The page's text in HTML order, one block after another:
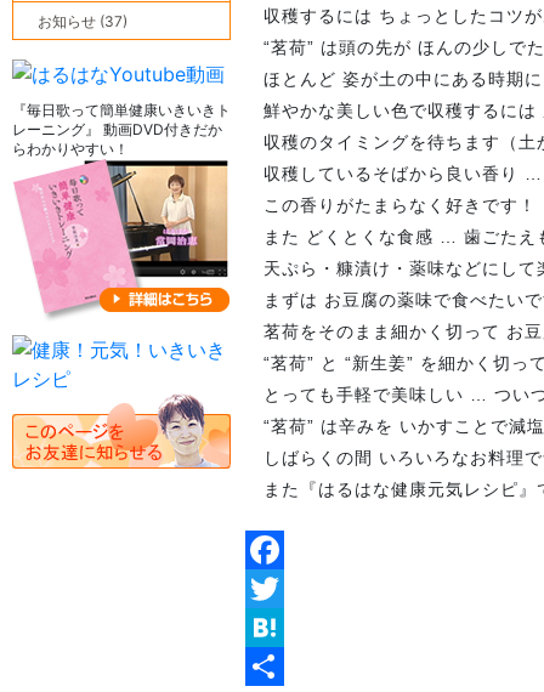
収穫するには ちょっとしたコツ
“茗荷” は頭の先が ほんの少しで
ほとんど 姿が土の中にある時期
鮮やかな美しい色で収穫するに
収穫のタイミングを待ちます（
収穫しているそばから良い香り …
この香りがたまらなく好きです
また どくとくな食感 … 歯ごたえ
天ぷら・糠漬け・薬味などにして
まずは お豆腐の薬味で食べたい
茗荷をそのまま細かく切って お
“茗荷” と “新生姜” を細かく切
とっても手軽で美味しい … つい
“茗荷” は辛みを いかすことで減
しばらくの間 いろいろなお料理
また『はるはな健康元気レシピ
Facebook
Twitter
Hatena
お知らせ (37)
『毎日歌って簡単健康いきいきト
レーニング』 動画DVD付きだか
らわかりやすい！